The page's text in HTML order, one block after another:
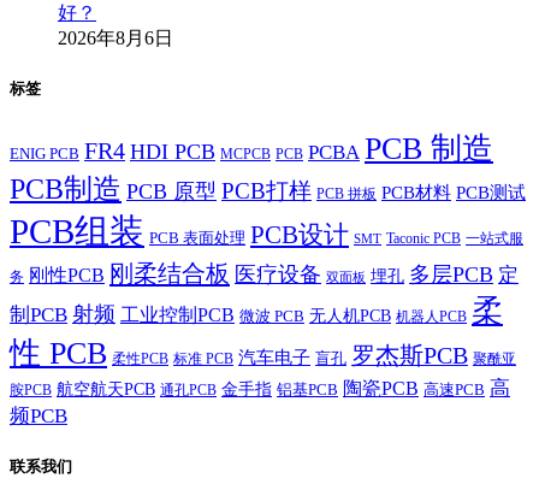
好？
2026年8月6日
标签
ENIG PCB FR4 HDI PCB MCPCB PCB PCBA PCB 制造
PCB制造 PCB 原型 PCB打样 PCB 拼板 PCB材料 PCB测试
PCB组装 PCB 表面处理 PCB设计 SMT Taconic PCB 一站式服
务 刚性PCB 刚柔结合板 医疗设备 双面板 埋孔 多层PCB 定
制PCB 射频 工业控制PCB 微波 PCB 无人机PCB 机器人PCB 柔
性 PCB 柔性PCB 标准 PCB 汽车电子 盲孔 罗杰斯PCB 聚酰亚
胺PCB 航空航天PCB 通孔PCB 金手指 铝基PCB 陶瓷PCB 高速PCB 高
频PCB
联系我们